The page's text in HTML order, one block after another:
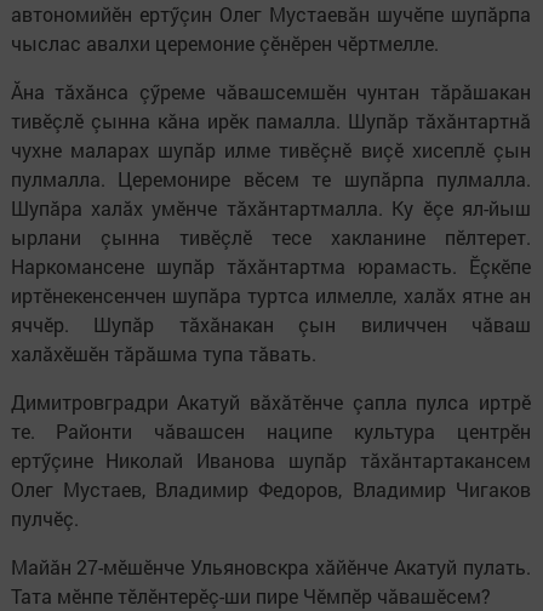
автономийӗн ертӳçин Олег Мустаевăн шучӗпе шупăрпа
чыслас авалхи церемоние çӗнӗрен чӗртмелле.
Ăна тăхăнса çӳреме чăвашсемшӗн чунтан тăрăшакан
тивӗçлӗ çынна кăна ирӗк памалла. Шупăр тăхăнтартнă
чухне маларах шупăр илме тивӗçнӗ виçӗ хисеплӗ çын
пулмалла. Церемонире вӗсем те шупăрпа пулмалла.
Шупăра халăх умӗнче тăхăнтартмалла. Ку ӗçе ял-йыш
ырлани çынна тивӗçлӗ тесе хакланине пӗлтерет.
Наркомансене шупăр тăхăнтартма юрамасть. Ӗçкӗпе
иртӗнекенсенчен шупăра туртса илмелле, халăх ятне ан
яччӗр. Шупăр тăхăнакан çын виличчен чăваш
халăхӗшӗн тăрăшма тупа тăвать.
Димитровградри Акатуй вăхăтӗнче çапла пулса иртрӗ
те. Районти чăвашсен наципе культура центрӗн
ертӳçине Николай Иванова шупăр тăхăнтартакансем
Олег Мустаев, Владимир Федоров, Владимир Чигаков
пулчӗç.
Майăн 27-мӗшӗнче Ульяновскра хăйӗнче Акатуй пулать.
Тата мӗнпе тӗлӗнтерӗç-ши пире Чӗмпӗр чăвашӗсем?